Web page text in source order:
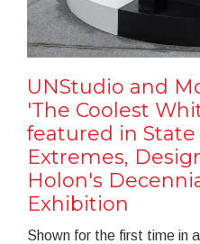
UNStudio and
'The Coolest
featured in State
Extremes,
Holon's
Exhibition
Shown for the first time in